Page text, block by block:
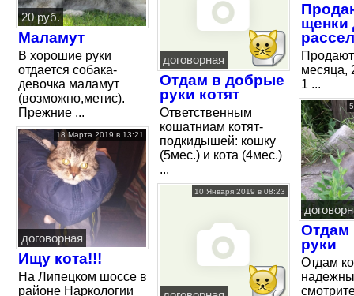
20 руб.
Маламут
В хорошие руки
отдается собака-
девочка маламут
(возможно,метис).
Прежние ...
18 Марта 2019 в 13:21
договорная
Ищу кота!!!
На Липецком шоссе в
районе Наркологии
договорная
Отдам в добрые
руки котят
Ответственным
кошатниам котят-
подкидышей: кошку
(5мес.) и кота (4мес.)
...
10 Января 2019 в 08:23
щенки
месяца,
1 ...
Отдам
руки
Отдам